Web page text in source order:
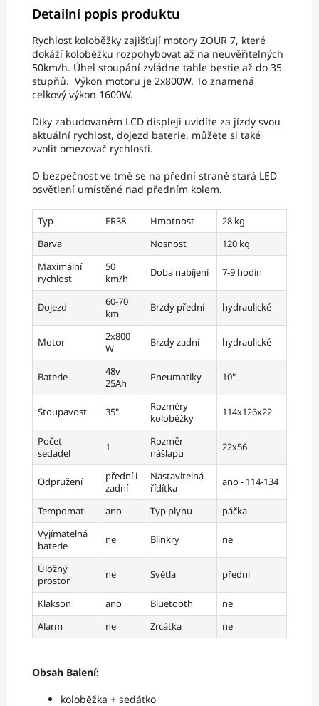
Detailní popis produktu
Rychlost koloběžky zajišťují motory ZOUR 7, které
dokáží koloběžku rozpohybovat až na neuvěřitelných
50km/h. Úhel stoupání zvládne tahle bestie až do 35
stupňů. Výkon motoru je 2x800W. To znamená
celkový výkon 1600W.
Díky zabudovaném LCD displeji uvidíte za jízdy svou
aktuální rychlost, dojezd baterie, můžete si také
zvolit omezovač rychlosti.
O bezpečnost ve tmě se na přední straně stará LED
osvětlení umístěné nad předním kolem.
Typ ER38 Hmotnost
28 kg
Barva
Nosnost
120 kg
Maximální
rychlost
50
km/h
Doba nabíjení 7-9 hodin
Dojezd
60-70
km
Brzdy přední hydraulické
Motor
2x800
W
Brzdy zadní hydraulické
Baterie
48v
25Ah
Pneumatiky 10"
Stoupavost 35"
Rozměry
koloběžky
114x126x22
Počet
sedadel
1
Rozměr
nášlapu
22x56
Odpružení
přední i
zadní
Nastavitelná
řídítka
ano - 114-134
Tempomat ano Typ plynu
páčka
Vyjímatelná
baterie
ne Blinkry ne
Úložný
prostor
ne Světla přední
Klakson ano Bluetooth
ne
Alarm
ne Zrcátka ne
Obsah Balení:
koloběžka + sedátko